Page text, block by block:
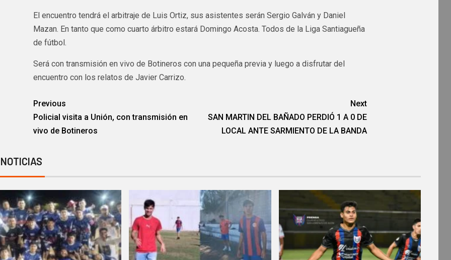
El encuentro tendrá el arbitraje de Luis Ortiz, sus asistentes serán Sergio Galván y Daniel
Mazan. En tanto que como cuarto árbitro estará Domingo Acosta. Todos de la Liga Santiagueña
de fútbol.
Será con transmisión en vivo de Botineros con una pequeña previa y luego a disfrutar del
encuentro con los relatos de Javier Carrizo.
Previous
Policial visita a Unión, con transmisión en
vivo de Botineros
Next
SAN MARTIN DEL BAÑADO PERDIÓ 1 A 0 DE
LOCAL ANTE SARMIENTO DE LA BANDA